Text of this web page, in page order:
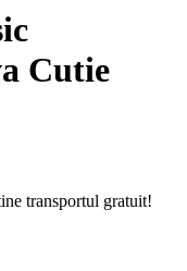
Cutie
transportul gratuit!